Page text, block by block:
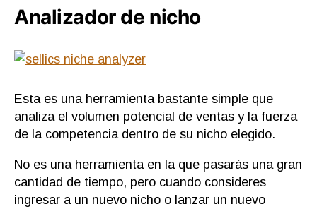
Analizador de nicho
Esta es una herramienta bastante simple que
analiza el volumen potencial de ventas y la fuerza
de la competencia dentro de su nicho elegido.
No es una herramienta en la que pasarás una gran
cantidad de tiempo, pero cuando consideres
ingresar a un nuevo nicho o lanzar un nuevo